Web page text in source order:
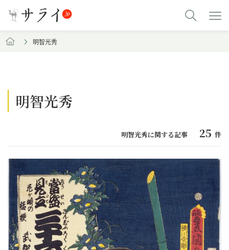
明智光秀
明智光秀
明智光秀に関する記事 25 件